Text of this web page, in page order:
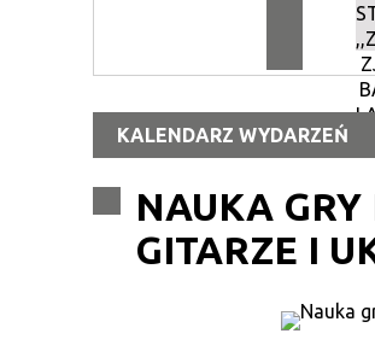
KALENDARZ WYDARZEŃ
NAUKA
GITARZE I